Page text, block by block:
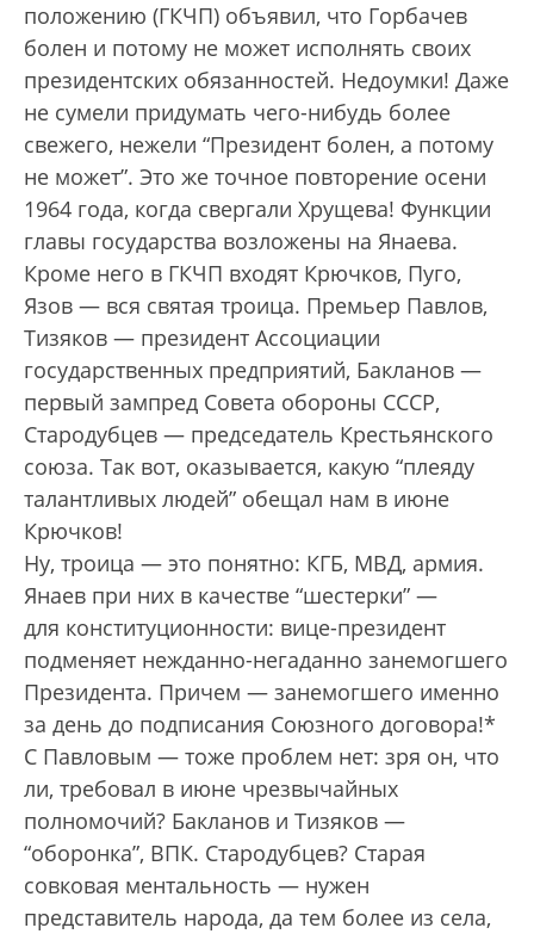
положению (ГКЧП) объявил, что Горбачев
болен и потому не может исполнять своих
президентских обязанностей. Недоумки! Даже
не сумели придумать чего-нибудь более
свежего, нежели “Президент болен, а потому
не может”. Это же точное повторение осени
1964 года, когда свергали Хрущева! Функции
главы государства возложены на Янаева.
Кроме него в ГКЧП входят Крючков, Пуго,
Язов — вся святая троица. Премьер Павлов,
Тизяков — президент Ассоциации
государственных предприятий, Бакланов —
первый зампред Совета обороны СССР,
Стародубцев — председатель Крестьянского
союза. Так вот, оказывается, какую “плеяду
талантливых людей” обещал нам в июне
Крючков!
Ну, троица — это понятно: КГБ, МВД, армия.
Янаев при них в качестве “шестерки” —
для конституционности: вице-президент
подменяет нежданно-негаданно занемогшего
Президента. Причем — занемогшего именно
за день до подписания Союзного договора!*
С Павловым — тоже проблем нет: зря он, что
ли, требовал в июне чрезвычайных
полномочий? Бакланов и Тизяков —
“оборонка”, ВПК. Стародубцев? Старая
совковая ментальность — нужен
представитель народа, да тем более из села,